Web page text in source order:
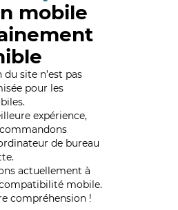
mobile
site n’est pas
pour les
expérience,
de bureau
actuellement à
mobile.
compréhension !